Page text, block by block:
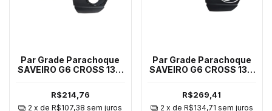
Par Grade Parachoque
SAVEIRO G6 CROSS 13 a
R$214,76
2 x deR$107,38 sem juros
Par Grade Parachoque
SAVEIRO G6 CROSS 13 a
R$269,41
2 x de R$134,71 sem juros